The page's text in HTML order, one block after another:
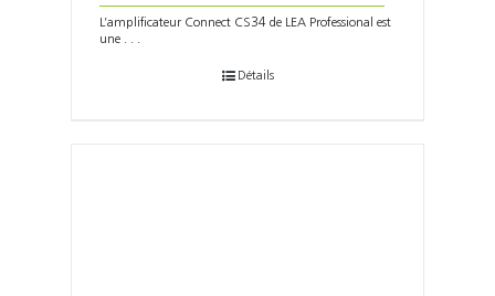
L’amplificateur Connect CS34 de LEA Professional est
une . . .
Détails